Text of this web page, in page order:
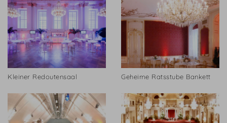
Kleiner Redoutensaal Geheime Ratsstube Bankett